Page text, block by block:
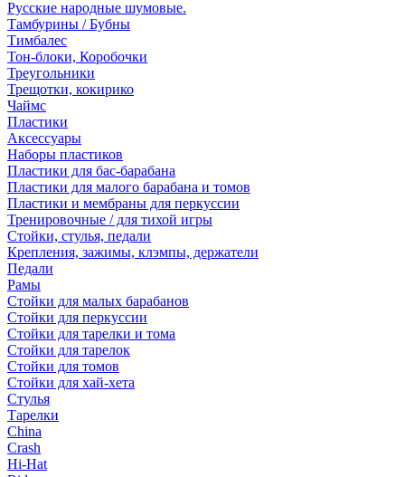
Русские народные шумовые.
Тамбурины / Бубны
Тимбалес
Тон-блоки, Коробочки
Треугольники
Трещотки, кокирико
Чаймс
Пластики
Аксессуары
Наборы пластиков
Пластики для бас-барабана
Пластики для малого барабана и томов
Пластики и мембраны для перкуссии
Тренировочные / для тихой игры
Стойки, стулья, педали
Крепления, зажимы, клэмпы, держатели
Педали
Рамы
Стойки для малых барабанов
Стойки для перкуссии
Стойки для тарелки и тома
Стойки для тарелок
Стойки для томов
Стойки для хай-хета
Стулья
Тарелки
China
Crash
Hi-Hat